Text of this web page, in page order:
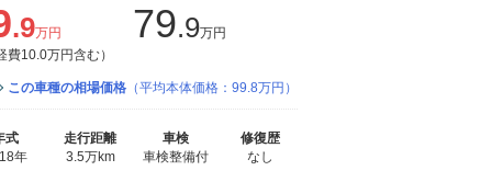
.9万円
費10.0万円含む）
79.9万円
この車種の相場価格 （平均本体価格：99.8万円）
式
年
走行距離
3.5万km
車検
車検整備付
修復歴
なし